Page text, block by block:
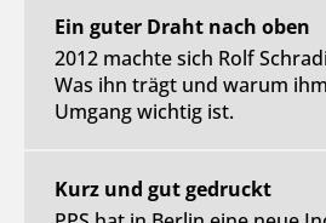
Ein guter Draht nach oben
2012 machte sich Rolf
Was ihn trägt und warum
Umgang wichtig ist.
Kurz und gut gedruckt